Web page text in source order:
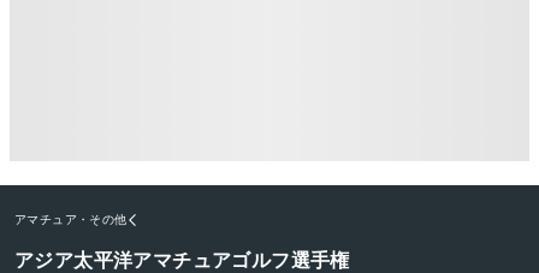
アマチュア・その他
アジア太平洋アマチュアゴルフ選手権